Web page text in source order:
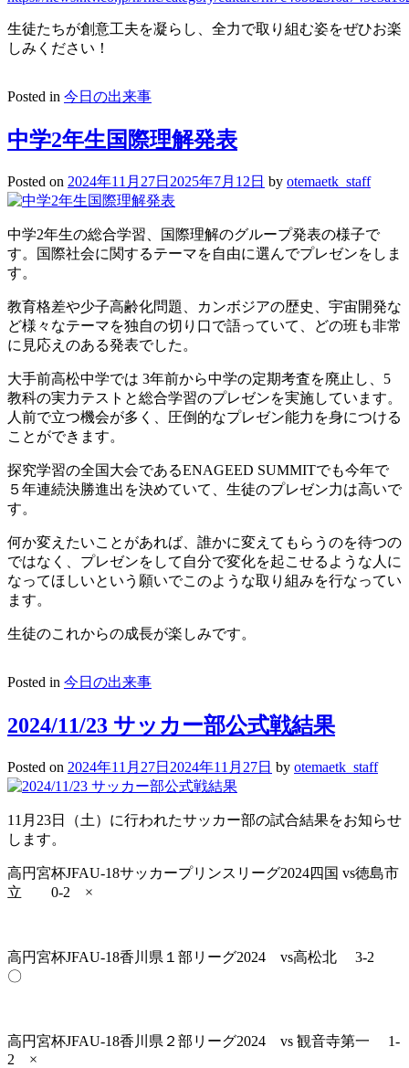
生徒たちが創意工夫を凝らし、全力で取り組む姿をぜひお楽
しみください！
Posted in 今日の出来事
中学2年生国際理解発表
Posted on 2024年11月27日 2025年7月12日 by otemaetk_staff
中学2年生の総合学習、国際理解のグループ発表の様子で
す。国際社会に関するテーマを自由に選んでプレゼンをしま
す。
教育格差や少子高齢化問題、カンボジアの歴史、宇宙開発な
ど様々なテーマを独自の切り口で語っていて、どの班も非常
に見応えのある発表でした。
大手前高松中学では 3年前から中学の定期考査を廃止し、5
教科の実力テストと総合学習のプレゼンを実施しています。
人前で立つ機会が多く、圧倒的なプレゼン能力を身につける
ことができます。
探究学習の全国大会であるENAGEED SUMMITでも今年で
５年連続決勝進出を決めていて、生徒のプレゼン力は高いで
す。
何か変えたいことがあれば、誰かに変えてもらうのを待つの
ではなく、プレゼンをして自分で変化を起こせるような人に
なってほしいという願いでこのような取り組みを行なってい
ます。
生徒のこれからの成長が楽しみです。
Posted in 今日の出来事
2024/11/23 サッカー部公式戦結果
Posted on 2024年11月27日 2024年11月27日 by otemaetk_staff
11月23日（土）に行われたサッカー部の試合結果をお知らせ
します。
高円宮杯JFAU-18サッカープリンスリーグ2024四国 vs徳島市
立 0-2 ×
高円宮杯JFAU-18香川県１部リーグ2024 vs高松北 3-2
〇
高円宮杯JFAU-18香川県２部リーグ2024 vs 観音寺第一 1-
2 ×